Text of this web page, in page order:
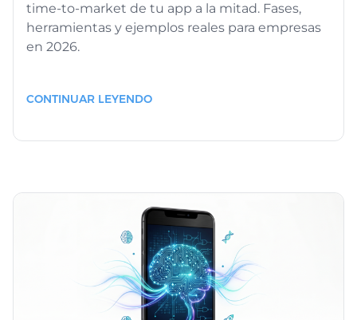
time-to-market de tu app a la mitad. Fases,
herramientas y ejemplos reales para empresas
en 2026.
CONTINUAR LEYENDO